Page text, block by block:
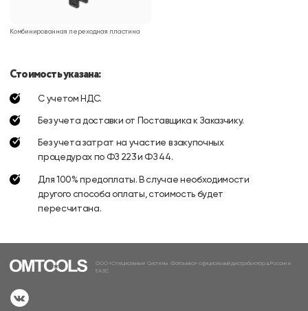
Комбинированная переходная пластина
Стоимость указана:
С учетом НДС.
Без учета доставки от Поставщика к Заказчику.
Без учета затрат на участие в закупочных
процедурах по ФЗ 223 и ФЗ 44.
Для 100% предоплаты. В случае необходимости
другого способа оплаты, стоимость будет
пересчитана.
ООО «Специальные Системы. Фотоника» официальный дистрибьютор в России и
ЕАЭС